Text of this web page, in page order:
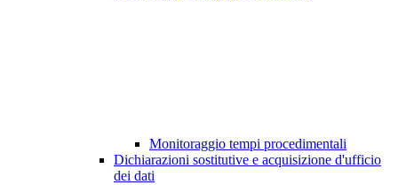
Monitoraggio tempi procedimentali
Dichiarazioni sostitutive e acquisizione d'ufficio
dei dati